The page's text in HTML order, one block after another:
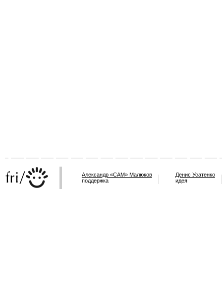
Александр «САМ» Малюков
поддержка
Денис Усатенко
идея